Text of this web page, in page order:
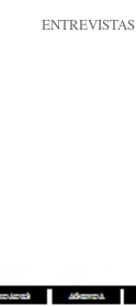
ENTREVISTAS